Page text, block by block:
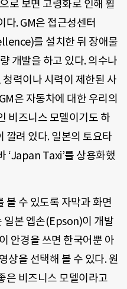
로 보면 고령화로 인해 휠
다. GM은 접근성센터
를 설치한 뒤 장애물
개발을 하고 있다. 의수나
력이나 시력이 제한된 사
은 자동차에 대한 우리의
비즈니스 모델이기도 하
깔려 있다. 일본의 토요타
‘Japan Taxi’를 상용화했
볼 수 있도록 자막과 화면
일본 엡손(Epson)이 개발
안경을 쓰면 한국어뿐 아
상을 선택해 볼 수 있다. 원
은 비즈니스 모델이라고